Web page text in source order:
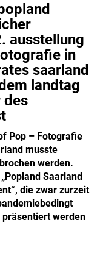
ausstellung
in
saarland
landtag
des
Pop – Fotografie
musste
werden.
Saarland
die zwar zurzeit
werden